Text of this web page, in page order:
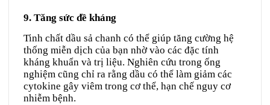
9. Tăng sức đề kháng
Tinh chất dầu sả chanh có thể giúp tăng cường hệ
thống miễn dịch của bạn nhờ vào các đặc tính
kháng khuẩn và trị liệu. Nghiên cứu trong ống
nghiệm cũng chỉ ra rằng dầu có thể làm giảm các
cytokine gây viêm trong cơ thể, hạn chế nguy cơ
nhiễm bệnh.